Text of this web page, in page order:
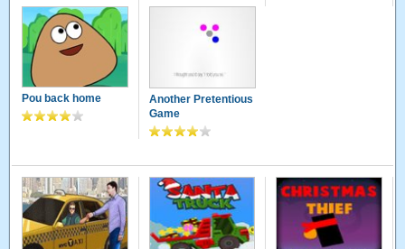
Pou back home
Another Pretentious
Game